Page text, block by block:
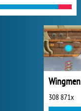
Wingmen
308 871x